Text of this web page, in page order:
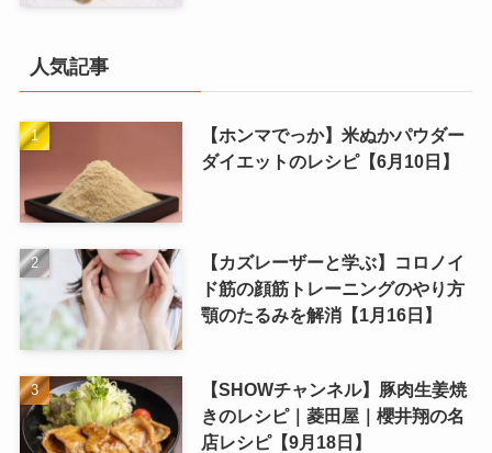
人気記事
【ホンマでっか】米ぬかパウダー
ダイエットのレシピ【6月10日】
【カズレーザーと学ぶ】コロノイ
ド筋の顔筋トレーニングのやり方
顎のたるみを解消【1月16日】
【SHOWチャンネル】豚肉生姜焼
きのレシピ｜菱田屋｜櫻井翔の名
店レシピ【9月18日】